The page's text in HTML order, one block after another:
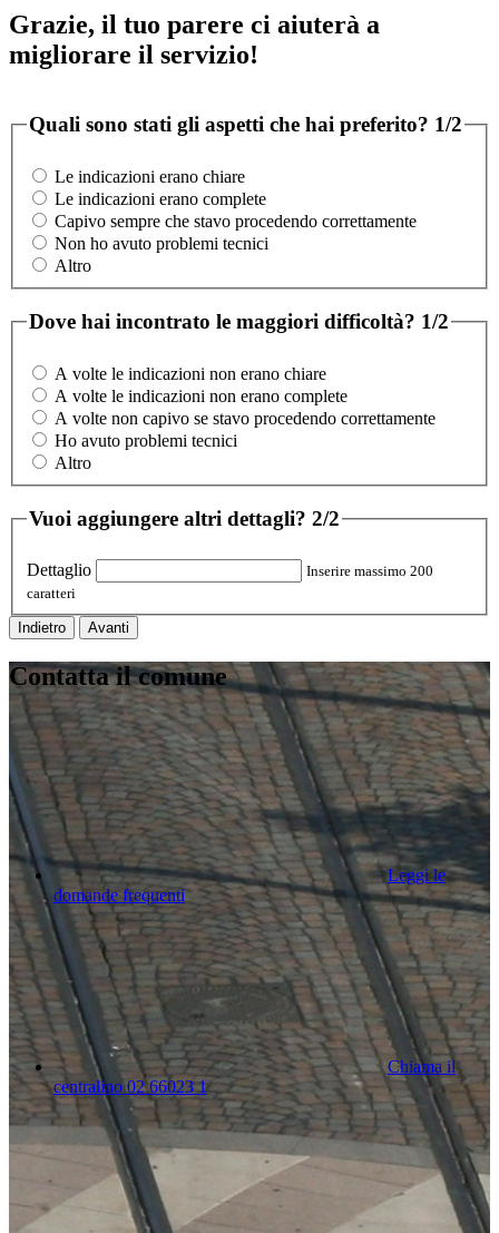
Grazie, il tuo parere ci aiuterà a
migliorare il servizio!
Quali sono stati gli aspetti che hai preferito? 1/2
Le indicazioni erano chiare
Le indicazioni erano complete
Capivo sempre che stavo procedendo correttamente
Non ho avuto problemi tecnici
Altro
Dove hai incontrato le maggiori difficoltà? 1/2
A volte le indicazioni non erano chiare
A volte le indicazioni non erano complete
A volte non capivo se stavo procedendo correttamente
Ho avuto problemi tecnici
Altro
Vuoi aggiungere altri dettagli? 2/2
Dettaglio
Inserire massimo 200
caratteri
Indietro Avanti
Contatta il comune
Leggi le
domande frequenti
Chiama il
centralino 02 66023 1